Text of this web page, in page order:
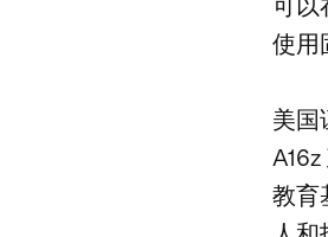
使用
美国
教育